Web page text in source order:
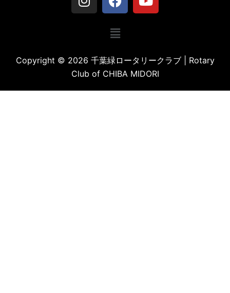
Copyright © 2026 千葉緑ロータリークラブ | Rotary
Club of CHIBA MIDORI